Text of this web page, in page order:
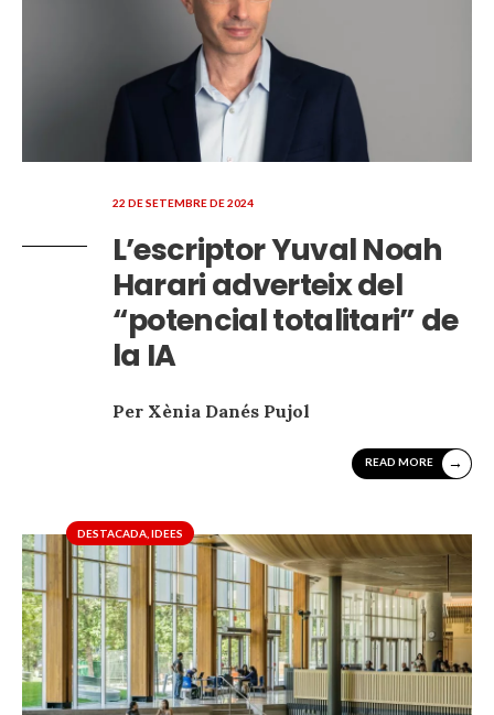
22 DE SETEMBRE DE 2024
L’escriptor Yuval Noah
Harari adverteix del
“potencial totalitari” de
la IA
Per Xènia Danés Pujol
READ MORE →
DESTACADA IDEES